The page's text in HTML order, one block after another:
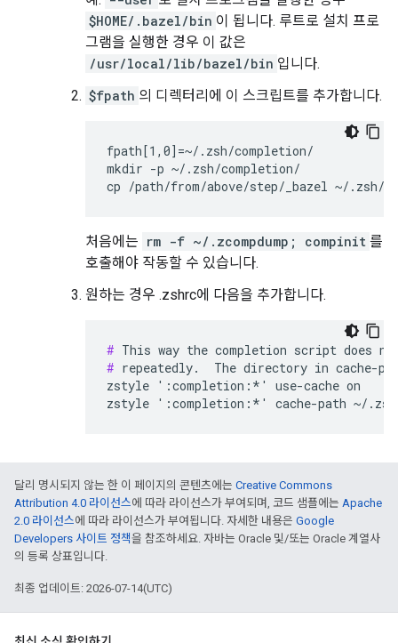
$HOME/.bazel/bin 이 됩니다. 루트로 설치 프로
그램을 실행한 경우 이 값은
/usr/local/lib/bazel/bin 입니다.
$fpath 의 디렉터리에 이 스크립트를 추가합니다.
fpath[1,0]=~/.zsh/completion/
mkdir -p ~/.zsh/completion/
처음에는 rm -f ~/.zcompdump; compinit 를
호출해야 작동할 수 있습니다.
원하는 경우 .zshrc에 다음을 추가합니다.
#
# repeatedly.  The directory in cache-
zstyle ':completion:*' use-cache on
달리 명시되지 않는 한 이 페이지의 콘텐츠에는 Creative Commons
Attribution 4.0 라이선스에 따라 라이선스가 부여되며, 코드 샘플에는 Apache
2.0 라이선스에 따라 라이선스가 부여됩니다. 자세한 내용은 Google
Developers 사이트 정책을 참조하세요. 자바는 Oracle 및/또는 Oracle 계열사
의 등록 상표입니다.
최종 업데이트: 2026-07-14(UTC)